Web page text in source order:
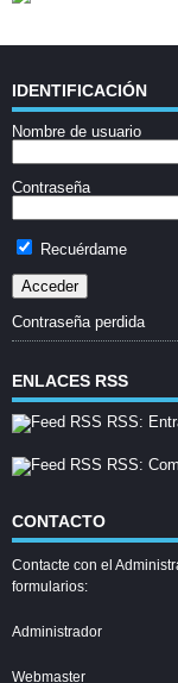
IDENTIFICACIÓN
Nombre de usuario
Contraseña
Recuérdame
Contraseña perdida
ENLACES RSS
RSS:
RSS:
CONTACTO
Contacte con el
formularios:
Administrador
Webmaster